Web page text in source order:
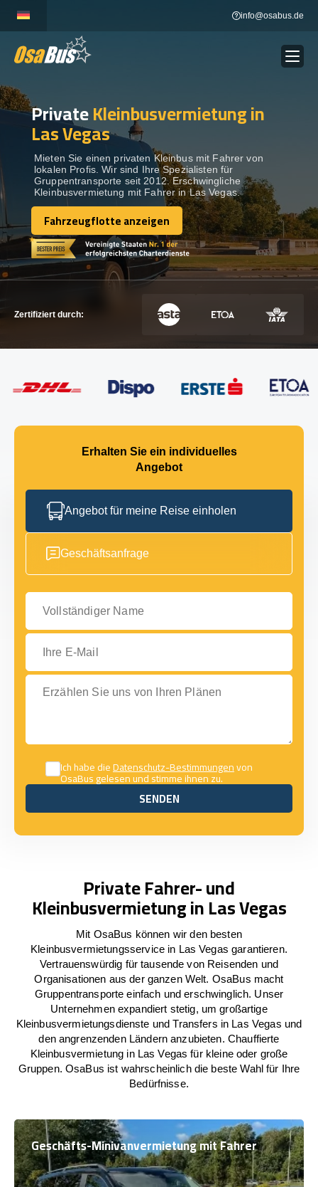
content
info@osabus.de
BUSVERMIETUNG Show dropdown
REISEZIELE
FLOTTE
KONTAKTIEREN SIE UNS
KONTAKTIEREN SIE UNS
PrivateKleinbusvermietung in
Las Vegas
Mieten Sie einen privaten Kleinbus mit Fahrer von
lokalen Profis. Wir sind Ihre Spezialisten für
Gruppentransporte seit 2012. Erschwingliche
Kleinbusvermietung mit Fahrer in Las Vegas.
Fahrzeugflotte anzeigen
Fahrzeugflotte anzeigen
Zertifiziert durch:
Erhalten Sie ein individuelles
Angebot
Angebot für meine Reise einholen
Geschäftsanfrage
Vollständiger Name
Ihre E-Mail
Erzählen Sie uns von Ihren Plänen
Ich habe dieDatenschutz-Bestimmungenvon
OsaBus gelesen und stimme ihnen zu.
SENDEN
SENDEN
Private Fahrer- und
Kleinbusvermietung in Las Vegas
Mit OsaBus können wir den besten
Kleinbusvermietungsservice in Las Vegas garantieren.
Vertrauenswürdig für tausende von Reisenden und
Organisationen aus der ganzen Welt. OsaBus macht
Gruppentransporte einfach und erschwinglich. Unser
Unternehmen expandiert stetig, um großartige
Kleinbusvermietungsdienste und Transfers in Las Vegas und
den angrenzenden Ländern anzubieten. Chauffierte
Kleinbusvermietung in Las Vegas für kleine oder große
Gruppen. OsaBus ist wahrscheinlich die beste Wahl für Ihre
Bedürfnisse.
Geschäfts-Minivanvermietung mit Fahrer